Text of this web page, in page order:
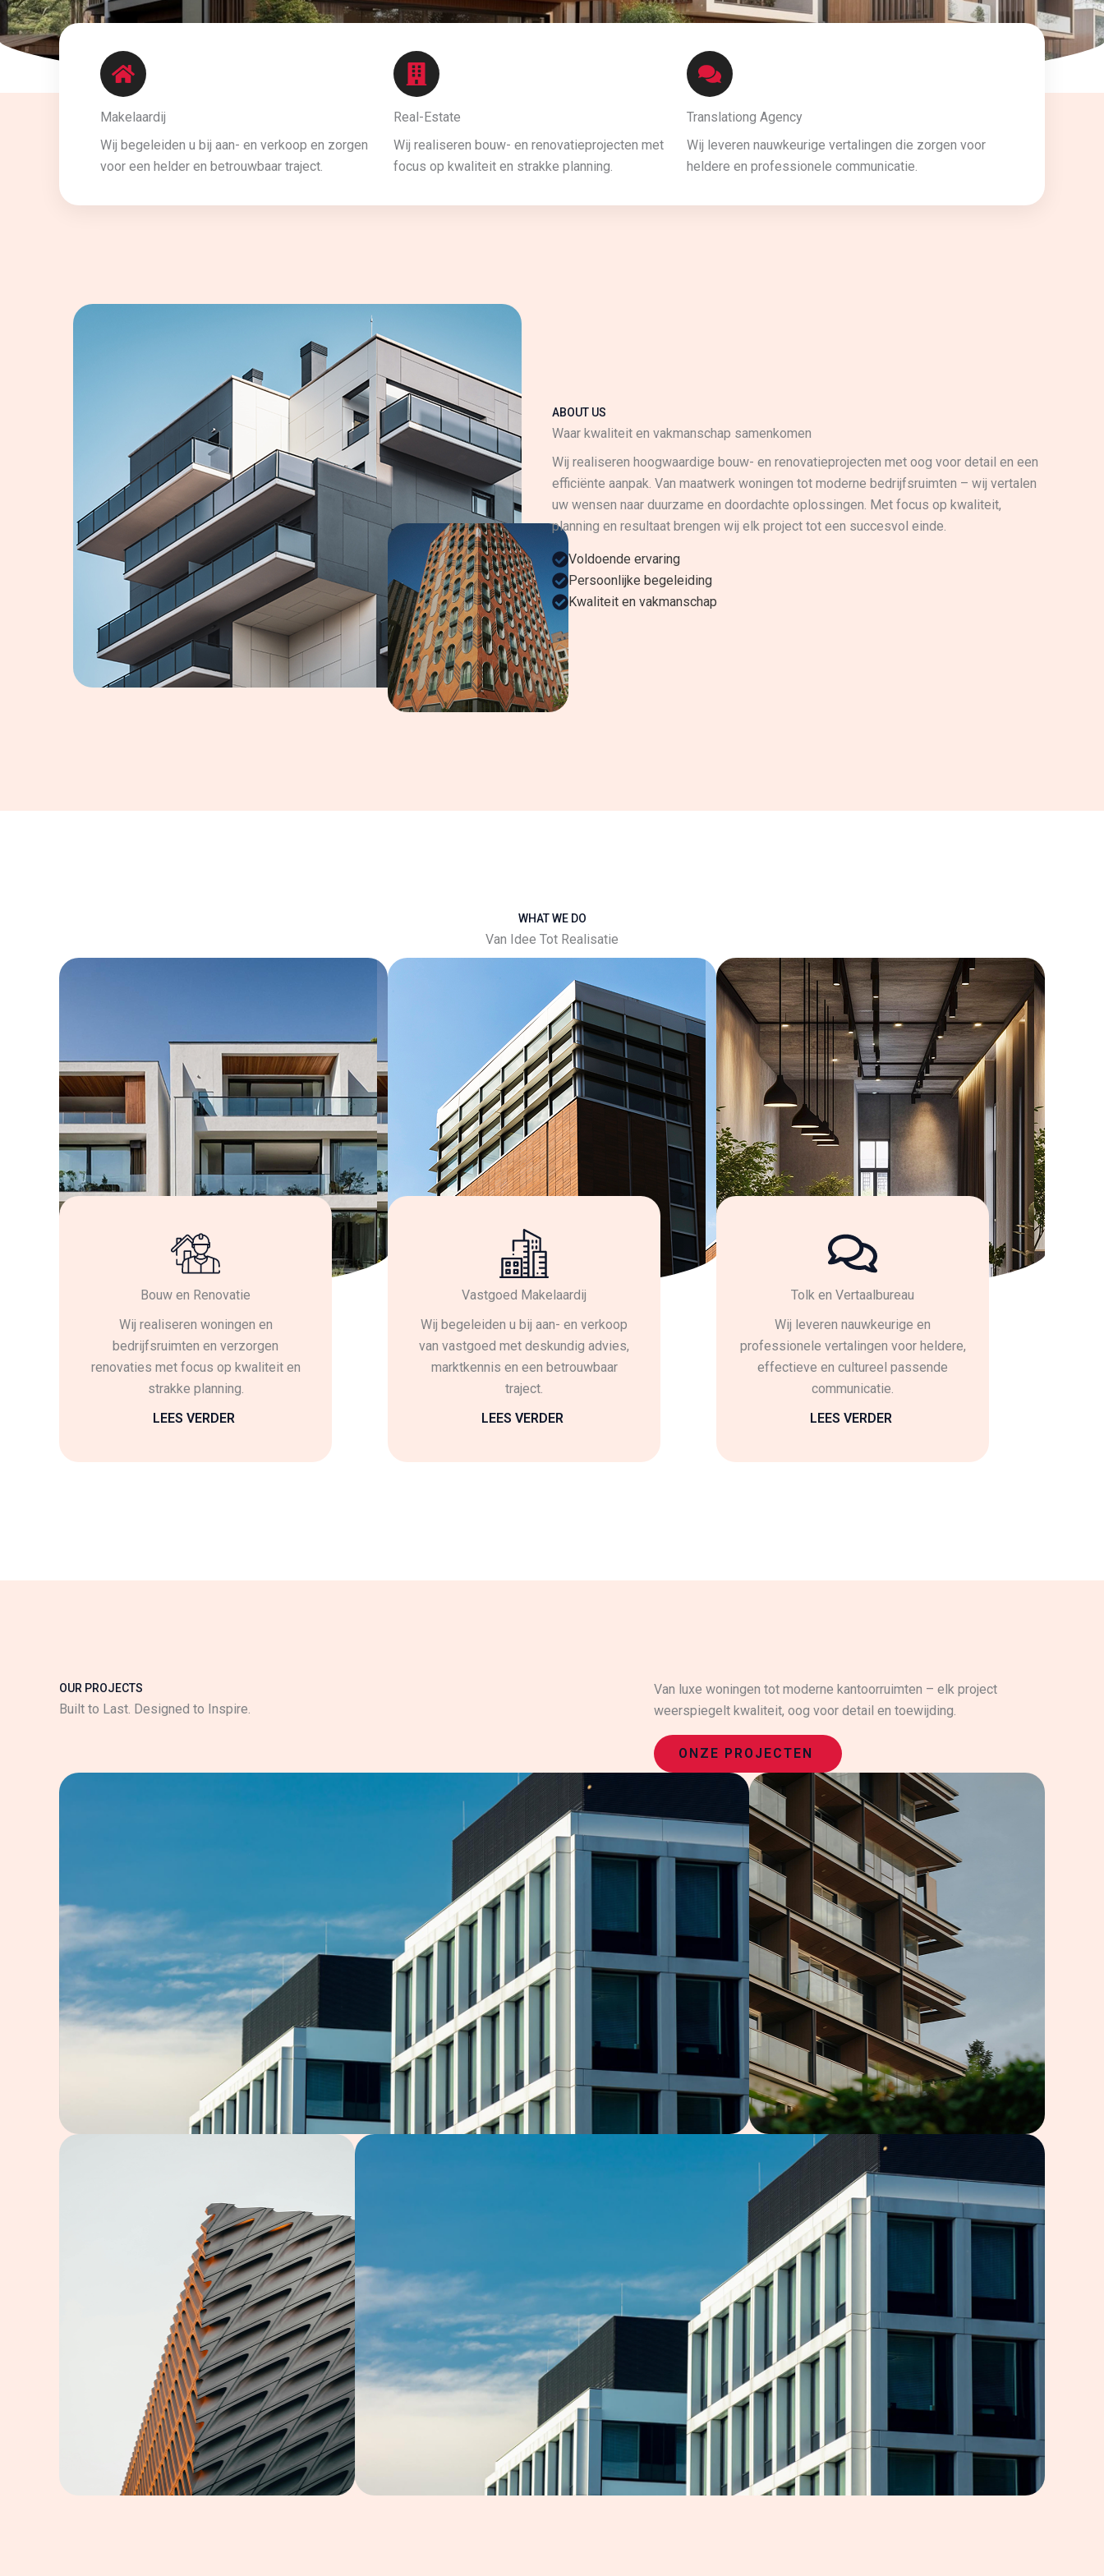
Makelaardij
Wij begeleiden u bij aan- en verkoop en zorgen
voor een helder en betrouwbaar traject.
Real-Estate
Wij realiseren bouw- en renovatieprojecten met
focus op kwaliteit en strakke planning.
Translationg Agency
Wij leveren nauwkeurige vertalingen die zorgen voor
heldere en professionele communicatie.
ABOUT US
Waar kwaliteit en vakmanschap samenkomen
Wij realiseren hoogwaardige bouw- en renovatieprojecten met oog voor detail en een
efficiënte aanpak. Van maatwerk woningen tot moderne bedrijfsruimten – wij vertalen
uw wensen naar duurzame en doordachte oplossingen. Met focus op kwaliteit,
planning en resultaat brengen wij elk project tot een succesvol einde.
Voldoende ervaring
Persoonlijke begeleiding
Kwaliteit en vakmanschap
WHAT WE DO
Van Idee Tot Realisatie
Bouw en Renovatie
Wij realiseren woningen en
bedrijfsruimten en verzorgen
renovaties met focus op kwaliteit en
strakke planning.
LEES VERDER
Vastgoed Makelaardij
Wij begeleiden u bij aan- en verkoop
van vastgoed met deskundig advies,
marktkennis en een betrouwbaar
traject.
LEES VERDER
Tolk en Vertaalbureau
Wij leveren nauwkeurige en
professionele vertalingen voor heldere,
effectieve en cultureel passende
communicatie.
LEES VERDER
OUR PROJECTS
Built to Last. Designed to Inspire.
Van luxe woningen tot moderne kantoorruimten – elk project
weerspiegelt kwaliteit, oog voor detail en toewijding.
ONZE PROJECTEN